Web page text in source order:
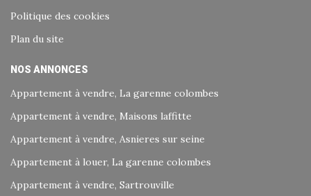
Politique des cookies
Plan du site
NOS ANNONCES
Appartement à vendre, La garenne colombes
Appartement à vendre, Maisons laffitte
Appartement à vendre, Asnieres sur seine
Appartement à louer, La garenne colombes
Appartement à vendre, Sartrouville